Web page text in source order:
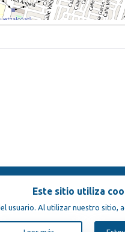
Este sitio utiliza
usuario. Al utilizar nuestro sitio,